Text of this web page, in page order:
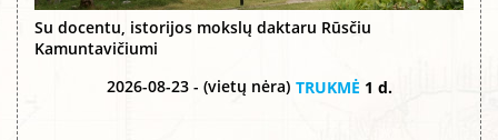
Su docentu, istorijos mokslų daktaru Rūsčiu
Kamuntavičiumi
2026-08-23 - (vietų nėra) TRUKMĖ 1 d.